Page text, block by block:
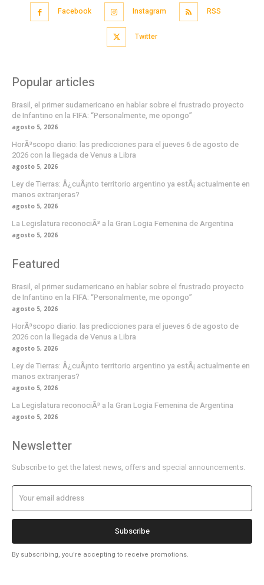
Facebook Instagram RSS
Twitter
Popular articles
Brasil, el primer sudamericano en hablar sobre el frustrado proyecto
de Infantino en la FIFA: “Personalmente, me opongo”
agosto 5, 2026
HorÃ³scopo diario: las predicciones para el jueves 6 de agosto de
2026 con la llegada de Venus a Libra
agosto 5, 2026
Ley de Tierras: Â¿cuÃ¡nto territorio argentino ya estÃ¡ actualmente en
manos extranjeras?
agosto 5, 2026
La Legislatura reconociÃ³ a la Gran Logia Femenina de Argentina
agosto 5, 2026
Featured
Brasil, el primer sudamericano en hablar sobre el frustrado proyecto
de Infantino en la FIFA: “Personalmente, me opongo”
agosto 5, 2026
HorÃ³scopo diario: las predicciones para el jueves 6 de agosto de
2026 con la llegada de Venus a Libra
agosto 5, 2026
Ley de Tierras: Â¿cuÃ¡nto territorio argentino ya estÃ¡ actualmente en
manos extranjeras?
agosto 5, 2026
La Legislatura reconociÃ³ a la Gran Logia Femenina de Argentina
agosto 5, 2026
Newsletter
Subscribe to get the latest news, offers and special announcements.
Subscribe
By subscribing, you're accepting to receive promotions.